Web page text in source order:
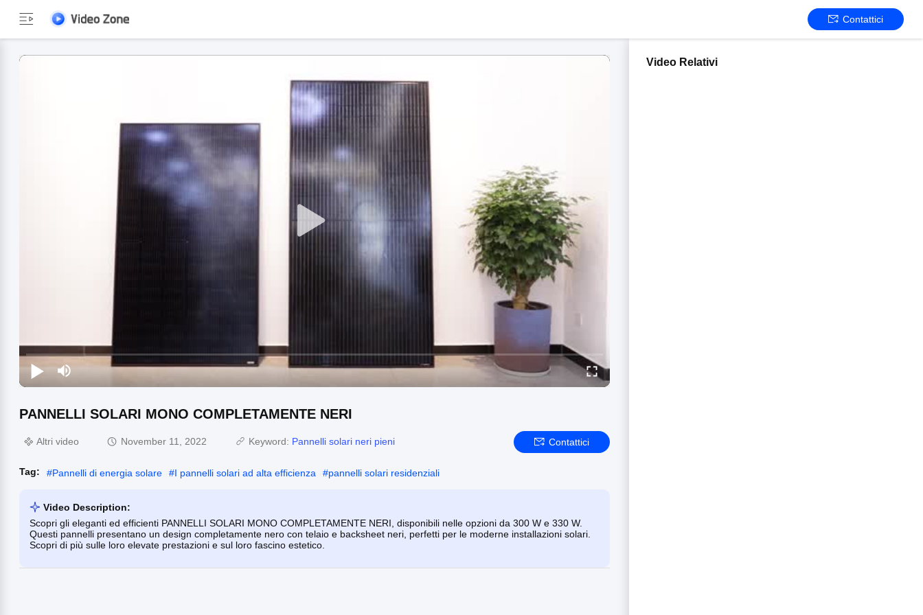
Contattici
PANNELLI SOLARI MONO COMPLETAMENTE NERI
Altri video November 11, 2022 Keyword: Pannelli solari neri pieni Contattici
Tag: #Pannelli di energia solare #I pannelli solari ad alta efficienza #pannelli solari residenziali
Video Description:
Scopri gli eleganti ed efficienti PANNELLI SOLARI MONO COMPLETAMENTE NERI, disponibili nelle opzioni da 300 W e 330 W.
Questi pannelli presentano un design completamente nero con telaio e backsheet neri, perfetti per le moderne installazioni solari.
Scopri di più sulle loro elevate prestazioni e sul loro fascino estetico.
Video Relativi